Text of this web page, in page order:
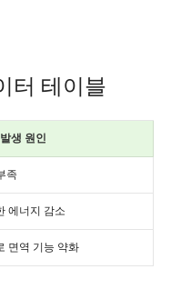
터 테이블
발생 원인
족
에너지 감소
면역 기능 약화